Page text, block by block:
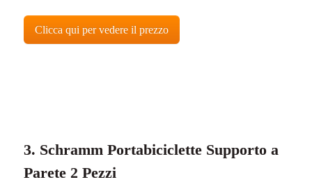
Clicca qui per vedere il prezzo
3. Schramm Portabiciclette Supporto a
Parete 2 Pezzi